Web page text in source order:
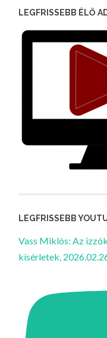
LEGFRISSEBB ÉLŐ
LEGFRISSEBB
Vass Miklós: Az
kísérletek,